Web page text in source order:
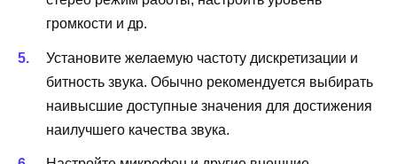
громкости и др.
Установите желаемую частоту дискретизации и
битность звука. Обычно рекомендуется выбирать
наивысшие доступные значения для достижения
наилучшего качества звука.